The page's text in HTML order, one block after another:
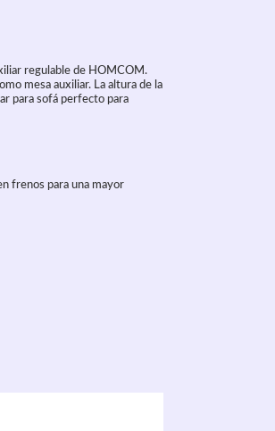
regulable de HOMCOM.
mesa auxiliar. La altura de la
para sofá perfecto para
frenos para una mayor